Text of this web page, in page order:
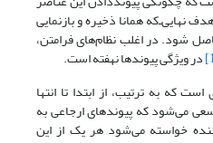
نهایی‌ـ‌که همانا ذخیره و بازنمایی
شود. در اغلب نظام‌های فرامتن،
در ویژگی پیوندها نهفته است.
که به ترتیب، از ابتدا تا انتها
می‌شود که پیوندهای ارجاعی به
خواسته می‌شود هر یک از این